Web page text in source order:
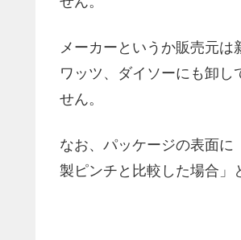
メーカーというか販売元
ワッツ、ダイソーにも卸し
せん。
なお、パッケージの表面に
製ピンチと比較した場合」